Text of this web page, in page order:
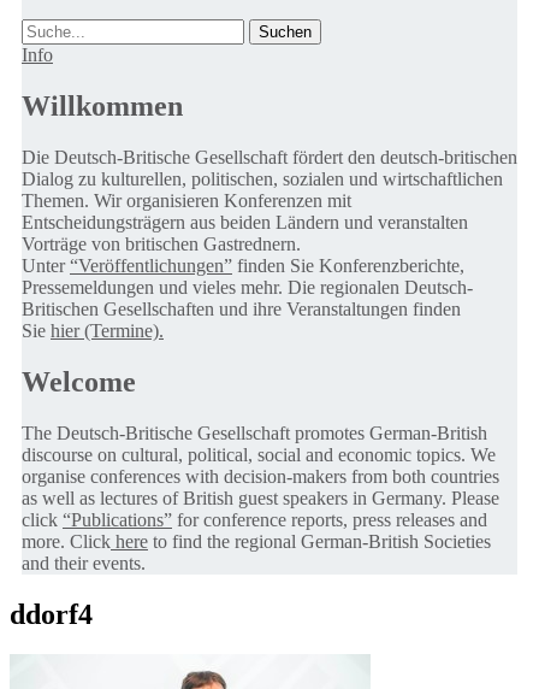
Suche
Info
Willkommen
Die Deutsch-Britische Gesellschaft fördert den deutsch-britischen
Dialog zu kulturellen, politischen, sozialen und wirtschaftlichen
Themen. Wir organisieren Konferenzen mit
Entscheidungsträgern aus beiden Ländern und veranstalten
Vorträge von britischen Gastrednern.
Unter“Veröffentlichungen” finden Sie Konferenzberichte,
Pressemeldungen und vieles mehr. Die regionalen Deutsch-
Britischen Gesellschaften und ihre Veranstaltungen finden
Sie hier (Termine).
Welcome
The Deutsch-Britische Gesellschaft promotes German-British
discourse on cultural, political, social and economic topics. We
organise conferences with decision-makers from both countries
as well as lectures of British guest speakers in Germany. Please
click “Publications” for conference reports, press releases and
more. Click here to find the regional German-British Societies
and their events.
ddorf4